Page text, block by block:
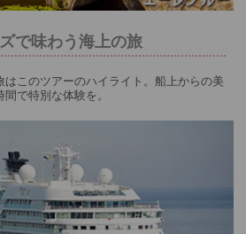
で味わう海上の旅
このツアーのハイライト。船上からの美
で特別な体験を。